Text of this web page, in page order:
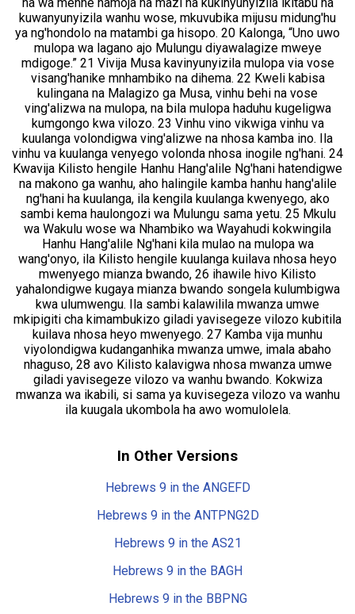
na wa menhe hamoja na mazi na kukinyunyizila ikitabu na
kuwanyunyizila wanhu wose, mkuvubika mijusu midung'hu
ya ng'hondolo na matambi ga hisopo. 20 Kalonga, “Uno uwo
mulopa wa lagano ajo Mulungu diyawalagize mweye
mdigoge.” 21 Vivija Musa kavinyunyizila mulopa via vose
visang'hanike mnhambiko na dihema. 22 Kweli kabisa
kulingana na Malagizo ga Musa, vinhu behi na vose
ving'alizwa na mulopa, na bila mulopa haduhu kugeligwa
kumgongo kwa vilozo. 23 Vinhu vino vikwiga vinhu va
kuulanga volondigwa ving'alizwe na nhosa kamba ino. Ila
vinhu va kuulanga venyego volonda nhosa inogile ng'hani. 24
Kwavija Kilisto hengile Hanhu Hang'alile Ng'hani hatendigwe
na makono ga wanhu, aho halingile kamba hanhu hang'alile
ng'hani ha kuulanga, ila kengila kuulanga kwenyego, ako
sambi kema haulongozi wa Mulungu sama yetu. 25 Mkulu
wa Wakulu wose wa Nhambiko wa Wayahudi kokwingila
Hanhu Hang'alile Ng'hani kila mulao na mulopa wa
wang'onyo, ila Kilisto hengile kuulanga kuilava nhosa heyo
mwenyego mianza bwando, 26 ihawile hivo Kilisto
yahalondigwe kugaya mianza bwando songela kulumbigwa
kwa ulumwengu. Ila sambi kalawilila mwanza umwe
mkipigiti cha kimambukizo giladi yavisegeze vilozo kubitila
kuilava nhosa heyo mwenyego. 27 Kamba vija munhu
viyolondigwa kudanganhika mwanza umwe, imala abaho
nhaguso, 28 avo Kilisto kalavigwa nhosa mwanza umwe
giladi yavisegeze vilozo va wanhu bwando. Kokwiza
mwanza wa ikabili, si sama ya kuvisegeza vilozo va wanhu
ila kuugala ukombola ha awo womulolela.
In Other Versions
Hebrews 9 in the ANGEFD
Hebrews 9 in the ANTPNG2D
Hebrews 9 in the AS21
Hebrews 9 in the BAGH
Hebrews 9 in the BBPNG